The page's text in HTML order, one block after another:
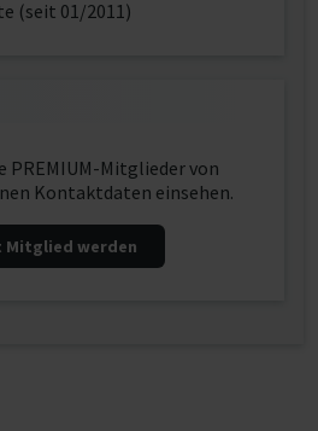
(seit 01/2011)
PREMIUM-Mitglieder von
Kontaktdaten einsehen.
werden